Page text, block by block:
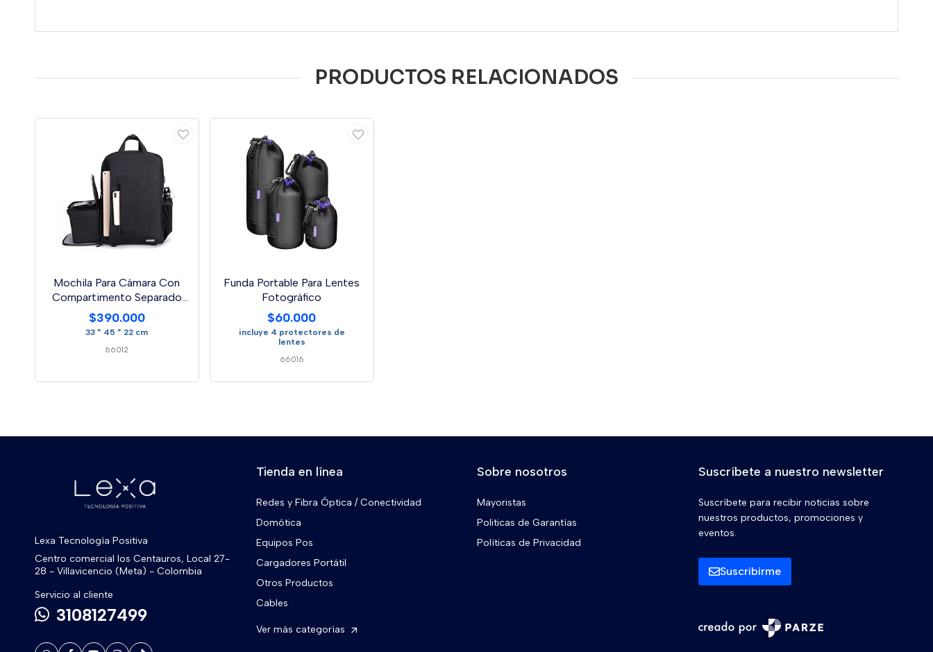
PRODUCTOS RELACIONADOS
Mochila Para Cámara Con
Compartimento Separado
Caden
$390.000
33 * 45 * 22 cm
66012
Funda Portable Para Lentes
Fotográfico
$60.000
incluye 4 protectores de
lentes
66016
Lexa Tecnología Positiva
Centro comercial los Centauros, Local 27-
28 - Villavicencio (Meta) - Colombia
Servicio al cliente
3108127499
Tienda en línea
Redes y Fibra Óptica / Conectividad
Domótica
Equipos Pos
Cargadores Portátil
Otros Productos
Cables
Ver más categorías
Sobre nosotros
Mayoristas
Politicas de Garantías
Políticas de Privacidad
Suscríbete a nuestro newsletter
Suscríbete para recibir noticias sobre
nuestros productos, promociones y
eventos.
Suscribirme